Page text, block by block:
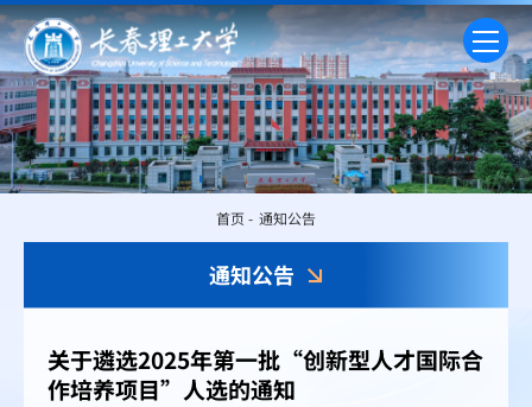
通知公告
首页 - 通知公告
关于遴选2025年第一批“创新型人才国际合
作培养项目”人选的通知